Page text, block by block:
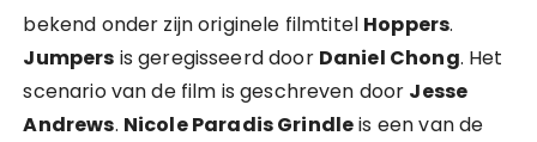
bekend onder zijn originele filmtitel Hoppers.
Jumpers is geregisseerd door Daniel Chong. Het
scenario van de film is geschreven door Jesse
Andrews. Nicole Paradis Grindleis een van de